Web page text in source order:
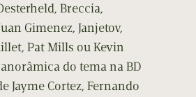
Breccia,
Gimenez, Janjetov,
Pat Mills ou Kevin
do tema na BD
Jayme Cortez, Fernando